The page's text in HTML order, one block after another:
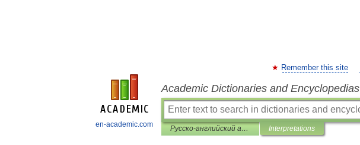
en-academic.com
Remember this site
Academic Dictionaries and Encyclopedias
Русско-английский автомобильный словарь Interpretations